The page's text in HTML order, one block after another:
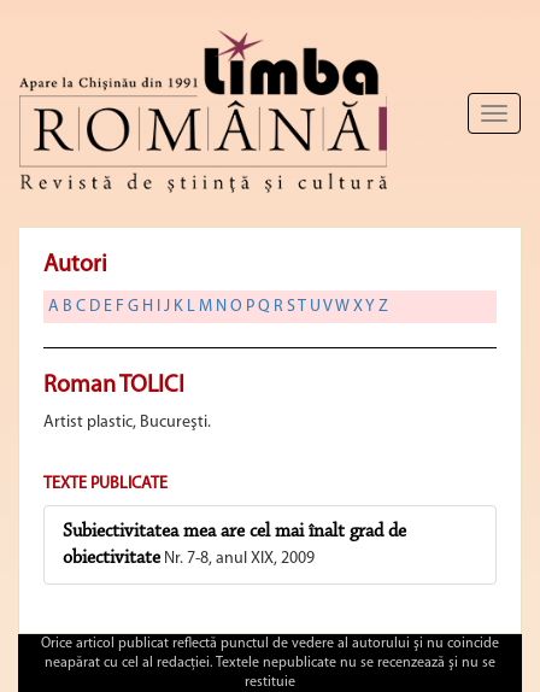
Toggle
Autori
A B C D E F G H I J K L M N O P Q R S T U VW X Y Z
Roman TOLICI
Artist plastic, Bucureşti.
TEXTE PUBLICATE
Subiectivitatea mea are cel mai înalt grad de
obiectivitateNr. 7-8, anul XIX, 2009
Orice articol publicat reflectă punctul de vedere al autorului şi nu coincide
neapărat cu cel al redacţiei. Textele nepublicate nu se recenzează şi nu se
restituie